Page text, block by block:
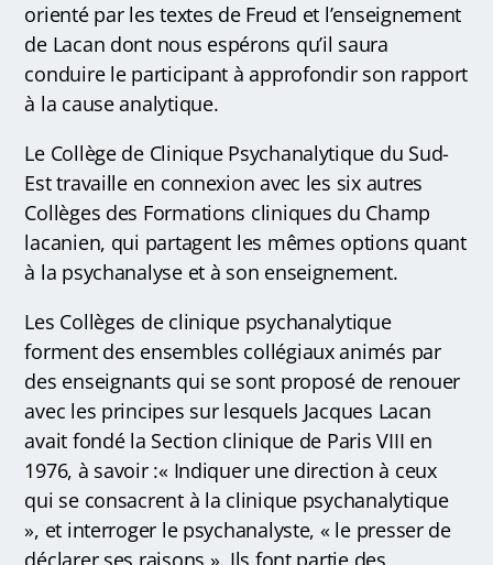
orienté par les textes de Freud et l’enseignement
de Lacan dont nous espérons qu’il saura
conduire le participant à approfondir son rapport
à la cause analytique.
Le Collège de Clinique Psychanalytique du Sud-
Est travaille en connexion avec les six autres
Collèges des Formations cliniques du Champ
lacanien, qui partagent les mêmes options quant
à la psychanalyse et à son enseignement.
Les Collèges de clinique psychanalytique
forment des ensembles collégiaux animés par
des enseignants qui se sont proposé de renouer
avec les principes sur lesquels Jacques Lacan
avait fondé la Section clinique de Paris VIII en
1976, à savoir :« Indiquer une direction à ceux
qui se consacrent à la clinique psychanalytique
», et interroger le psychanalyste, « le presser de
déclarer ses raisons ». Ils font partie des